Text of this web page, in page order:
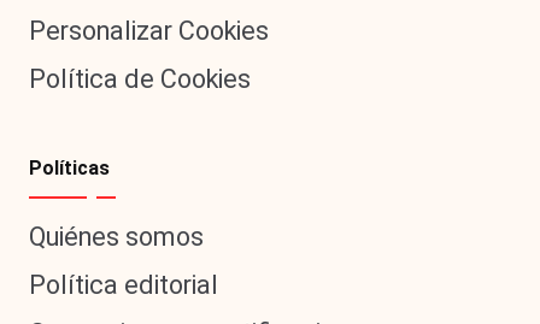
Personalizar Cookies
Política de Cookies
Políticas
Quiénes somos
Política editorial